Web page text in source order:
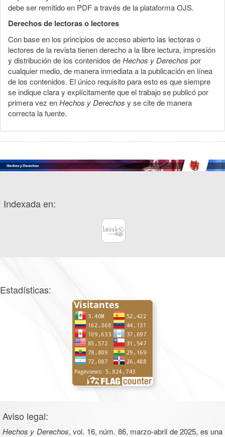
debe ser remitido en PDF a través de la plataforma OJS.
Derechos de lectoras o lectores
Con base en los principios de acceso abierto las lectoras o
lectores de la revista tienen derecho a la libre lectura, impresión
y distribución de los contenidos deHechos y Derechos por
cualquier medio, de manera inmediata a la publicación en línea
de los contenidos. El único requisito para esto es que siempre
se indique clara y explícitamente que el trabajo se publicó por
primera vez enHechos y Derechos y se cite de manera
correcta la fuente.
Indexada en:
Estadísticas:
Aviso legal:
Hechos y Derechos, vol. 16, núm. 86, marzo-abril de 2025, es una